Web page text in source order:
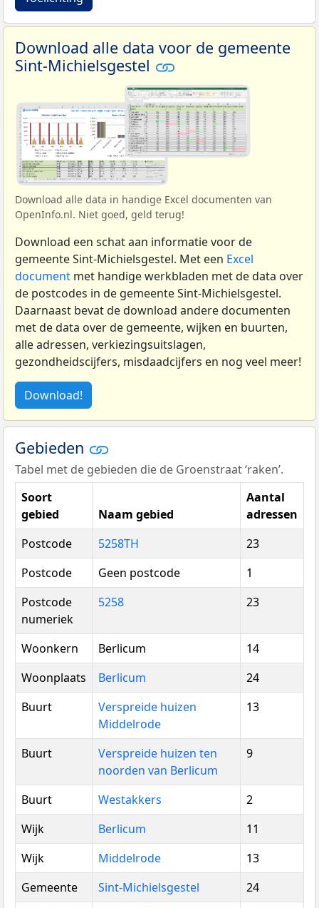
Download alle data voor de gemeente
Sint-Michielsgestel
Download alle data in handige Excel documenten van
OpenInfo.nl. Niet goed, geld terug!
Download een schat aan informatie voor de
gemeente Sint-Michielsgestel. Met een Excel
document met handige werkbladen met de data over
de postcodes in de gemeente Sint-Michielsgestel.
Daarnaast bevat de download andere documenten
met de data over de gemeente, wijken en buurten,
alle adressen, verkiezingsuitslagen,
gezondheidscijfers, misdaadcijfers en nog veel meer!
Download!
Gebieden
Tabel met de gebieden die de Groenstraat ‘raken’.
Soort
gebied
Naam gebied
Aantal
adressen
Postcode
5258TH
23
Postcode
Geen postcode
1
Postcode
numeriek
5258 23
Woonkern Berlicum
14
Woonplaats
Berlicum
24
Buurt
Verspreide huizen
Middelrode
13
Buurt
Verspreide huizen ten
noorden van Berlicum
9
Buurt Westakkers
2
Wijk
Berlicum
11
Wijk
Middelrode
13
Gemeente
Sint-Michielsgestel
24